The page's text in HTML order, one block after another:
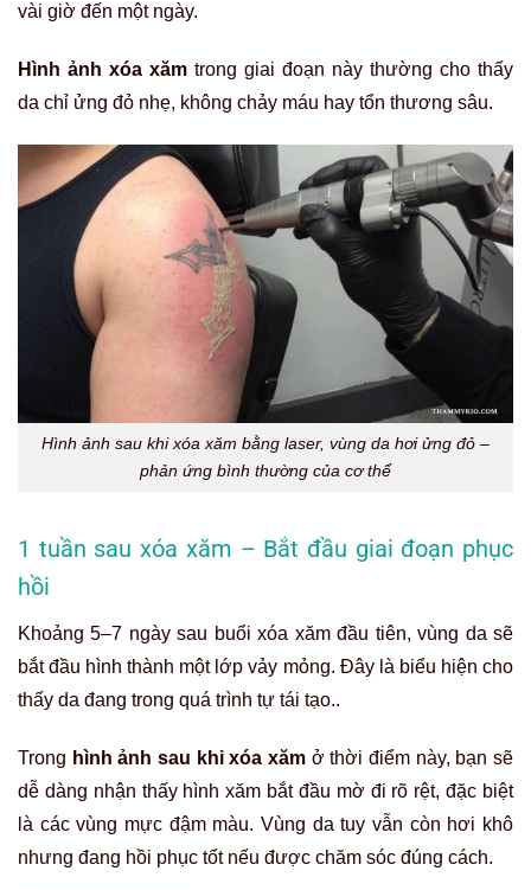
vài giờ đến một ngày.
Hình ảnh xóa xăm trong giai đoạn này thường cho thấy
da chỉ ửng đỏ nhẹ, không chảy máu hay tổn thương sâu.
Hình ảnh sau khi xóa xăm bằng laser, vùng da hơi ửng đỏ –
phản ứng bình thường của cơ thể
1 tuần sau xóa xăm – Bắt đầu giai đoạn phục
hồi
Khoảng 5–7 ngày sau buổi xóa xăm đầu tiên, vùng da sẽ
bắt đầu hình thành một lớp vảy mỏng. Đây là biểu hiện cho
thấy da đang trong quá trình tự tái tạo..
Trong hình ảnh sau khi xóa xăm ở thời điểm này, bạn sẽ
dễ dàng nhận thấy hình xăm bắt đầu mờ đi rõ rệt, đặc biệt
là các vùng mực đậm màu. Vùng da tuy vẫn còn hơi khô
nhưng đang hồi phục tốt nếu được chăm sóc đúng cách.